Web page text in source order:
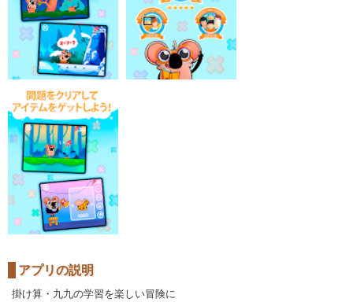
アプリの説明
掛け算・九九の学習を楽しい冒険に